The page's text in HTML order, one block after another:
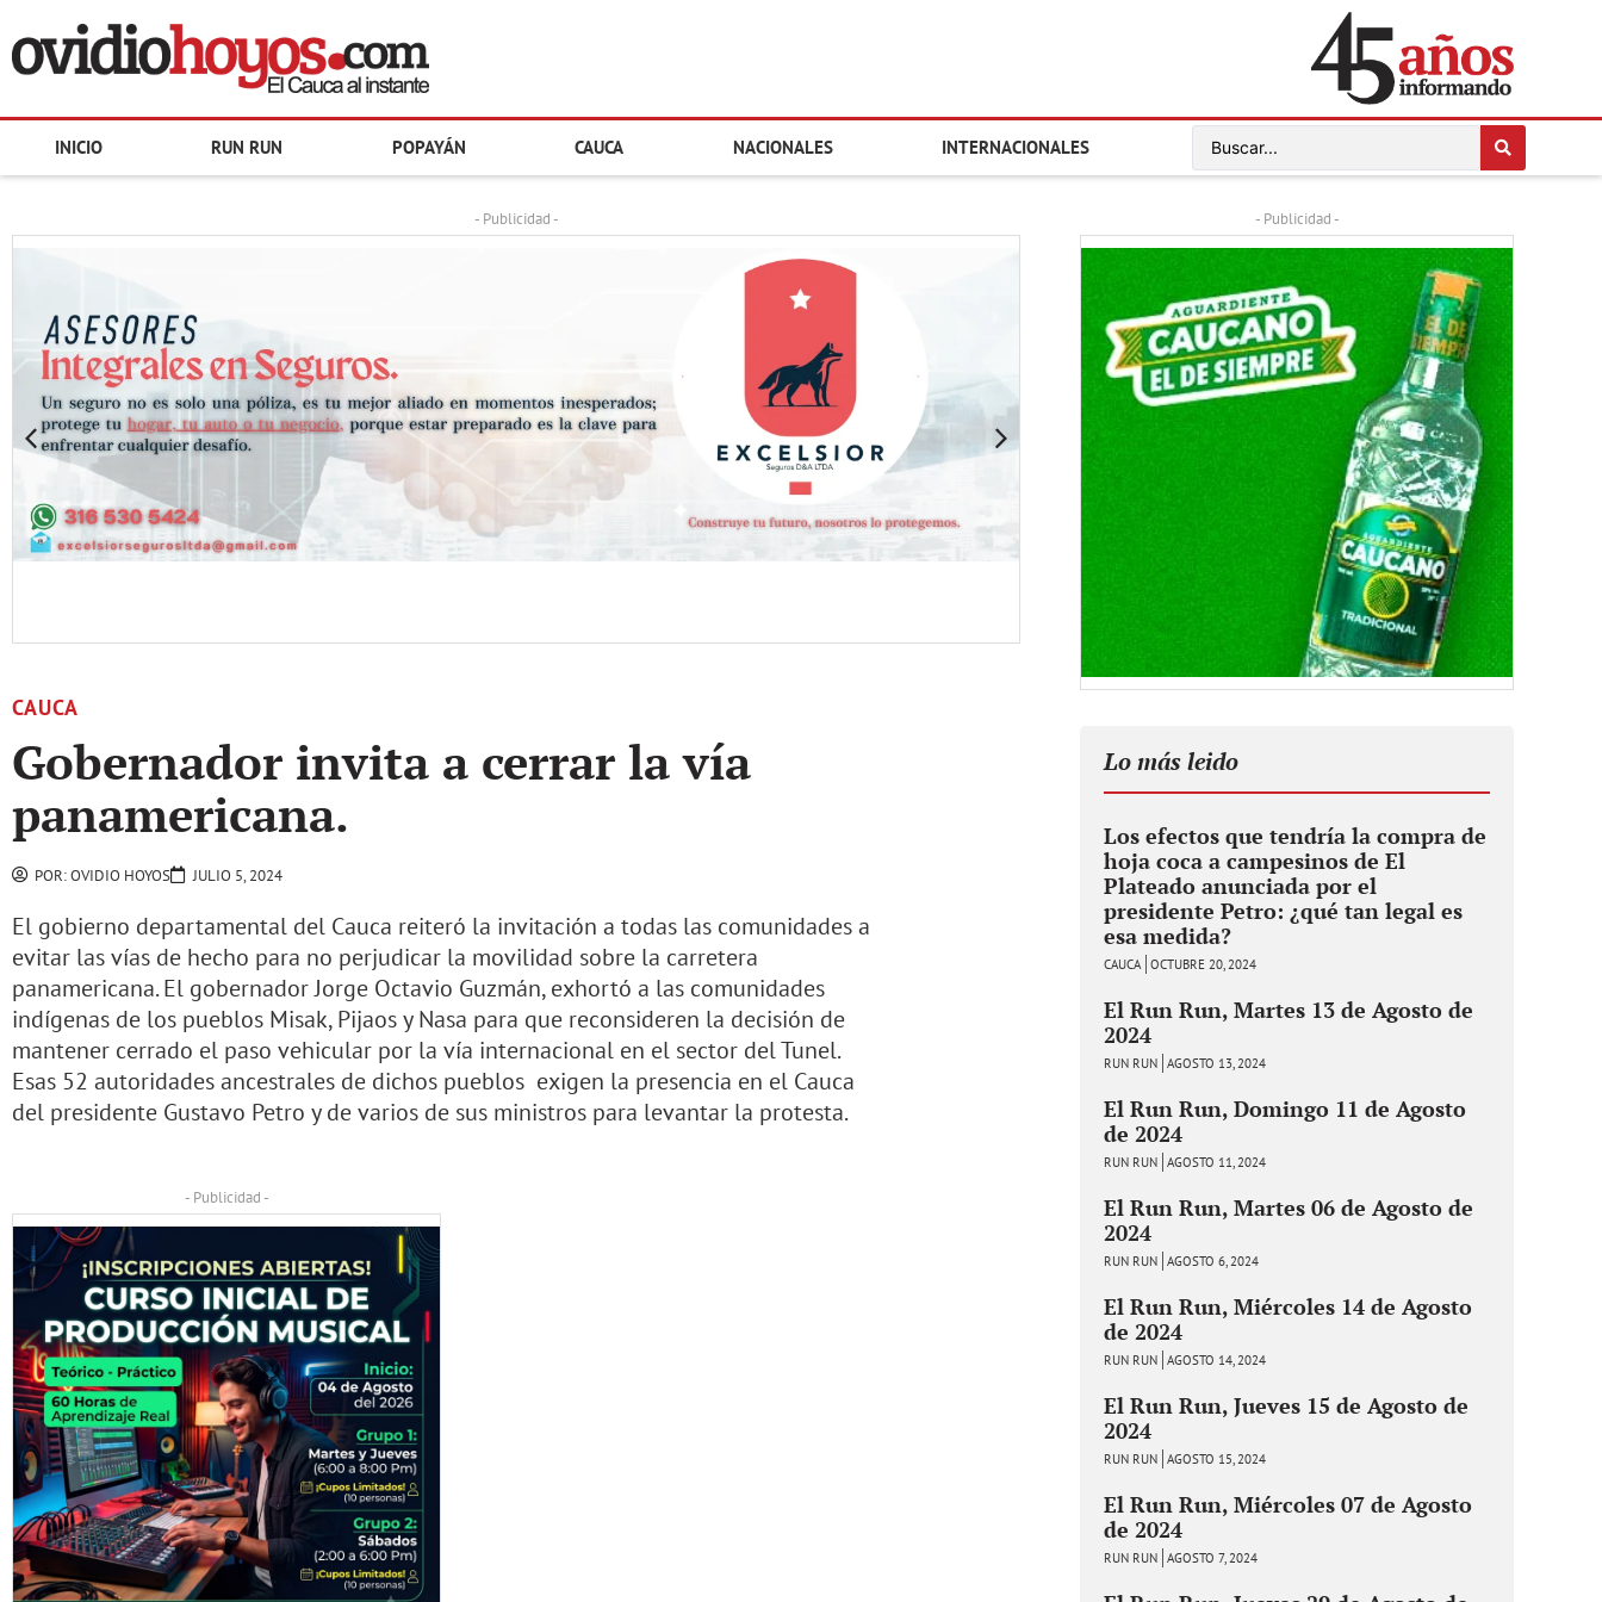
INICIO RUN RUN POPAYÁN CAUCA NACIONALES INTERNACIONALES
- Publicidad -
CAUCA
Gobernador invita a cerrar la vía
panamericana.
POR:OVIDIO HOYOS JULIO 5, 2024
El gobierno departamental del Cauca reiteró la invitación a todas las comunidades a
evitar las vías de hecho para no perjudicar la movilidad sobre la carretera
panamericana. El gobernador Jorge Octavio Guzmán, exhortó a las comunidades
indígenas de los pueblos Misak, Pijaos y Nasa para que reconsideren la decisión de
mantener cerrado el paso vehicular por la vía internacional en el sector del Tunel.
Esas 52 autoridades ancestrales de dichos pueblos exigen la presencia en el Cauca
del presidente Gustavo Petro y de varios de sus ministros para levantar la protesta.
- Publicidad -
- Publicidad -
Lo más leido
Los efectos que tendría la compra de
hoja coca a campesinos de El
Plateado anunciada por el
presidente Petro: ¿qué tan legal es
esa medida?
CAUCA OCTUBRE 20, 2024
El Run Run, Martes 13 de Agosto de
2024
RUN RUN AGOSTO 13, 2024
El Run Run, Domingo 11 de Agosto
de 2024
RUN RUN AGOSTO 11, 2024
El Run Run, Martes 06 de Agosto de
2024
RUN RUN AGOSTO 6, 2024
El Run Run, Miércoles 14 de Agosto
de 2024
RUN RUN AGOSTO 14, 2024
El Run Run, Jueves 15 de Agosto de
2024
RUN RUN AGOSTO 15, 2024
El Run Run, Miércoles 07 de Agosto
de 2024
RUN RUN AGOSTO 7, 2024